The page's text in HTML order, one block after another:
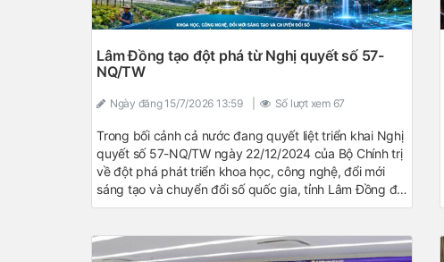
Lâm Đồng tạo đột phá từ Nghị quyết số 57-
NQ/TW
Ngày đăng15/7/2026 13:59 Số lượt xem 67
Trong bối cảnh cả nước đang quyết liệt triển khai Nghị
quyết số 57-NQ/TW ngày 22/12/2024 của Bộ Chính trị
về đột phá phát triển khoa học, công nghệ, đổi mới
sáng tạo và chuyển đổi số quốc gia, tỉnh Lâm Đồng đã
chủ động cụ thể hóa các chủ trương của Trung ương
hợp với điều kiện thực tiễn của địa phương. Sau 18